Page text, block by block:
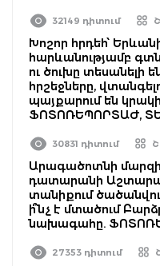
32149 դիտում
Խոշոր հրդեհ՝
հարևանությամբ
ու ծուխը տեսանելի
հրշեջները,
պայքարում են
ՖՈՏՈՌԵՊՈՐՏԱԺ,
30831 դիտում
Արագածոտնի մարզի
դատարանի
տանիքում
ի՞նչ է մտածում
նախագահը.
27353 դիտում